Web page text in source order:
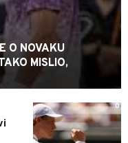
O NOVAKU
MISLIO,
0